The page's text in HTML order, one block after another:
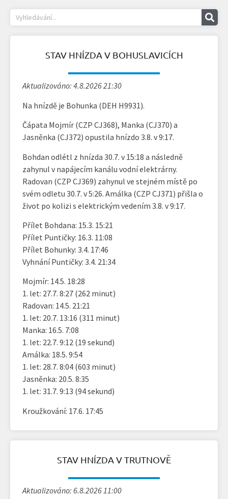
STAV HNÍZDA V BOHUSLAVICÍCH
Aktualizováno: 4.8.2026 21:30
Na hnízdě je Bohunka (DEH H9931).
Čápata Mojmír (CZP CJ368), Manka (CJ370) a
Jasněnka (CJ372) opustila hnízdo 3.8. v 9:17.
Bohdan odlétl z hnízda 30.7. v 15:18 a následně
zahynul v napájecím kanálu vodní elektrárny.
Radovan (CZP CJ369) zahynul ve stejném místě po
svém odletu 30.7. v 5:26. Amálka (CZP CJ371) přišla o
život po kolizi s elektrickým vedením 3.8. v 9:17.
Přílet Bohdana: 15.3. 15:21
Přílet Puntičky: 16.3. 11:08
Přílet Bohunky: 3.4. 17:46
Vyhnání Puntičky: 3.4. 21:34
Mojmír: 14.5. 18:28
1. let: 27.7. 8:27 (262 minut)
Radovan: 14.5. 21:21
1. let: 20.7. 13:16 (311 minut)
Manka: 16.5. 7:08
1. let: 22.7. 9:12 (19 sekund)
Amálka: 18.5. 9:54
1. let: 28.7. 8:04 (603 minut)
Jasněnka: 20.5. 8:35
1. let: 31.7. 9:13 (94 sekund)
Kroužkování: 17.6. 17:45
STAV HNÍZDA V TRUTNOVĚ
Aktualizováno: 6.8.2026 11:00